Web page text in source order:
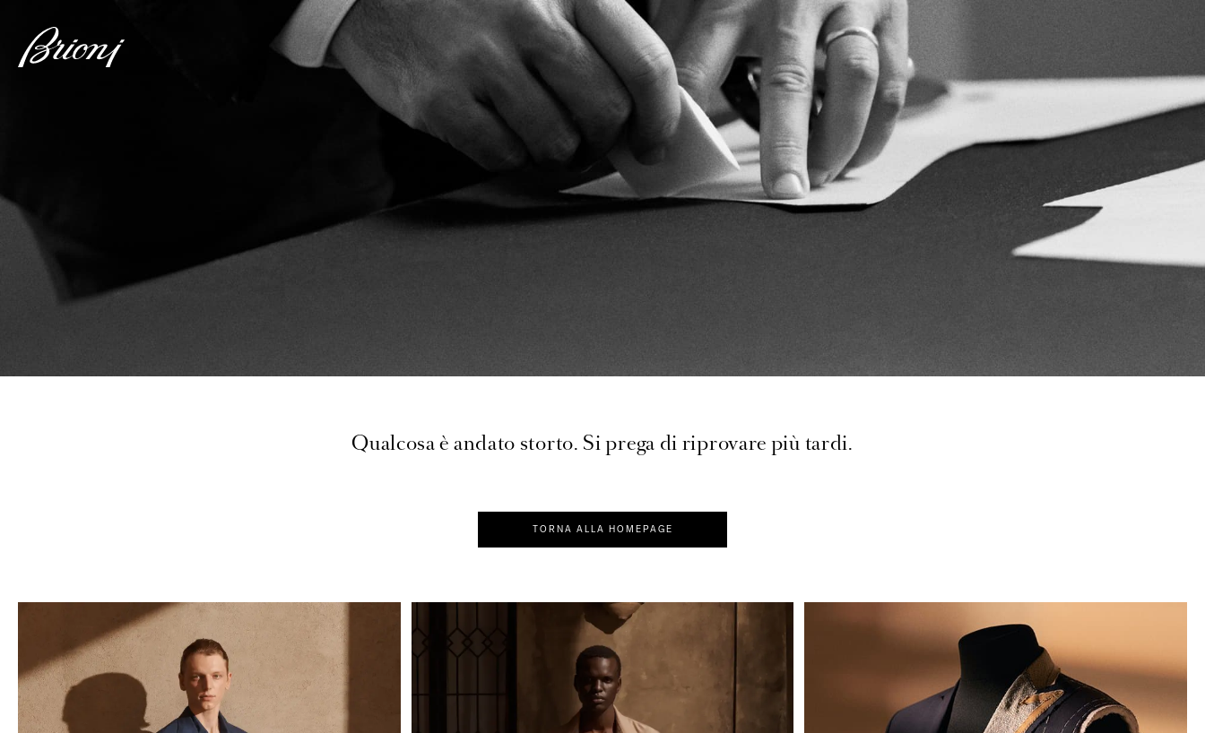
Qualcosa è andato storto. Si prega di riprovare più tardi.
TORNA ALLA HOMEPAGE